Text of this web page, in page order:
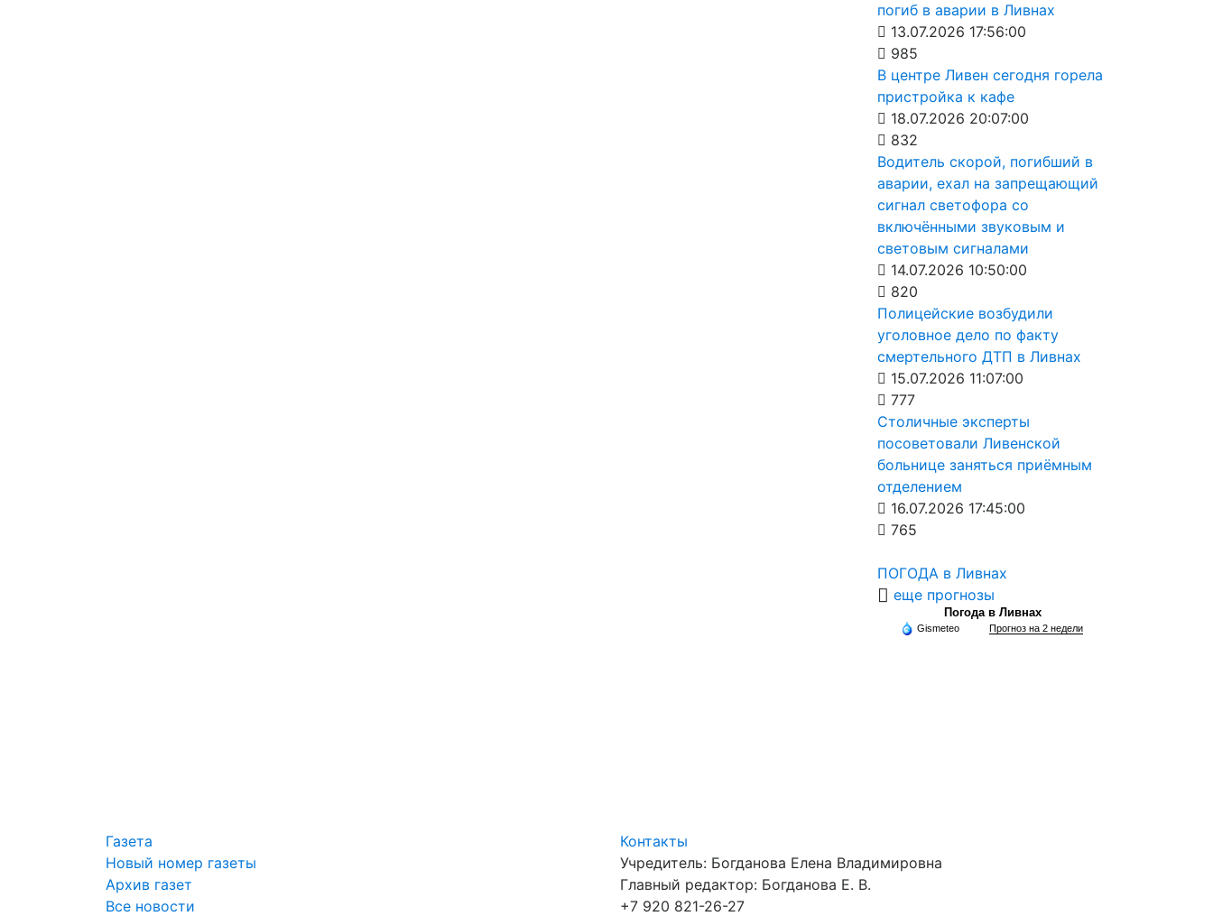
погиб в аварии в Ливнах
13.07.2026 17:56:00
985
В центре Ливен сегодня горела
пристройка к кафе
18.07.2026 20:07:00
832
Водитель скорой, погибший в
аварии, ехал на запрещающий
сигнал светофора со
включёнными звуковым и
световым сигналами
14.07.2026 10:50:00
820
Полицейские возбудили
уголовное дело по факту
смертельного ДТП в Ливнах
15.07.2026 11:07:00
777
Столичные эксперты
посоветовали Ливенской
больнице заняться приёмным
отделением
16.07.2026 17:45:00
765
ПОГОДА в Ливнах
еще прогнозы
Погода в Ливнах
Gismeteo Прогноз на 2 недели
Газета
Новый номер газеты
Архив газет
Все новости
Контакты
Учредитель: Богданова Елена Владимировна
Главный редактор: Богданова Е. В.
+7 920 821-26-27